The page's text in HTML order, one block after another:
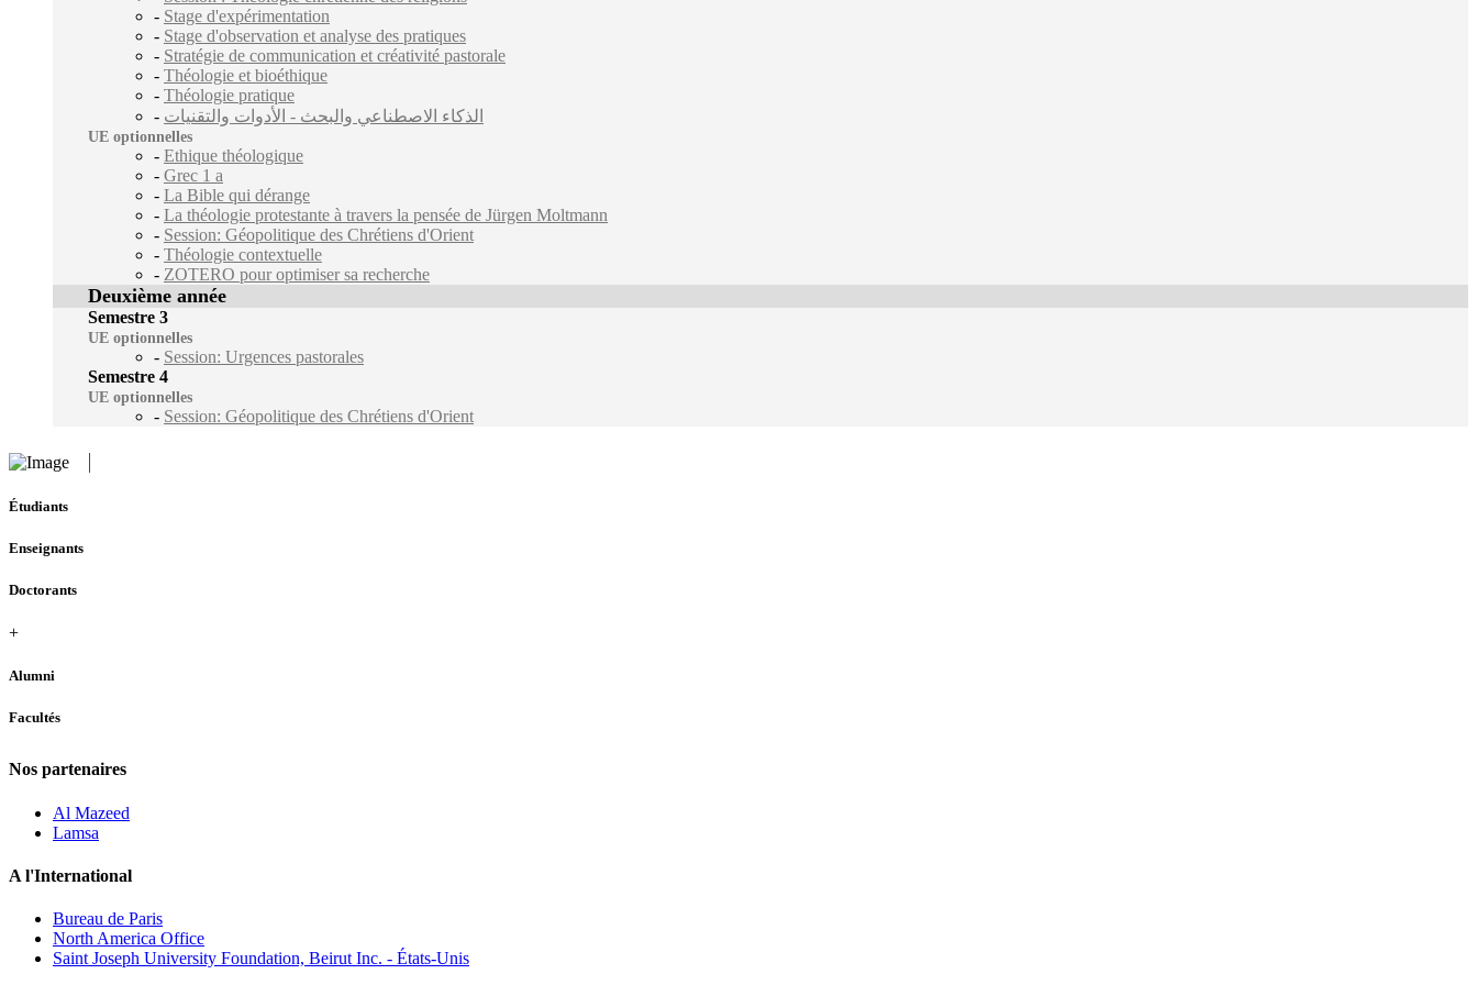
- Stage d'expérimentation
- Stage d'observation et analyse des pratiques
- Stratégie de communication et créativité pastorale
- Théologie et bioéthique
- Théologie pratique
- الذكاء الاصطناعي والبحث - الأدوات والتقنيات
UE optionnelles
- Ethique théologique
- Grec 1 a
- La Bible qui dérange
- La théologie protestante à travers la pensée de Jürgen Moltmann
- Session: Géopolitique des Chrétiens d'Orient
- Théologie contextuelle
- ZOTERO pour optimiser sa recherche
Deuxième année
Semestre 3
UE optionnelles
- Session: Urgences pastorales
Semestre 4
UE optionnelles
- Session: Géopolitique des Chrétiens d'Orient
Étudiants
Enseignants
Doctorants
+
Alumni
Facultés
Nos partenaires
Al Mazeed
Lamsa
A l'International
Bureau de Paris
North America Office
Saint Joseph University Foundation, Beirut Inc. - États-Unis